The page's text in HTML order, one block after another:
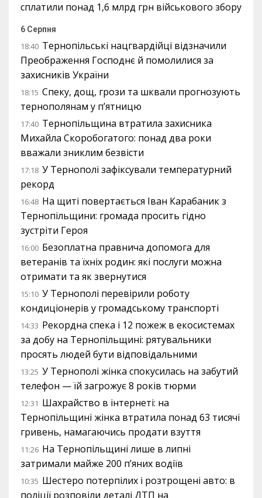
сплатили понад 1,6 млрд грн військового збору
6 Серпня
18:40 Тернопільські нацгвардійці відзначили
Преображення Господнє й помолилися за
захисників України
18:15 Спеку, дощ, грози та шквали прогнозують
тернополянам у п’ятницю
17:40 Тернопільщина втратила захисника
Михайла Скоробогатого: понад два роки
вважали зниклим безвісти
17:18 У Тернополі зафіксували температурний
рекорд
16:48 На щиті повертається Іван Карабаник з
Тернопільщини: громада просить гідно
зустріти Героя
16:00 Безоплатна правнича допомога для
ветеранів та їхніх родин: які послуги можна
отримати та як звернутися
15:10 У Тернополі перевірили роботу
кондиціонерів у громадському транспорті
14:33 Рекордна спека і 12 пожеж в екосистемах
за добу на Тернопільщині: рятувальники
просять людей бути відповідальними
13:25 У Тернополі жінка спокусилась на забутий
телефон — їй загрожує 8 років тюрми
12:31 Шахрайство в інтернеті: на
Тернопільщині жінка втратила понад 63 тисячі
гривень, намагаючись продати взуття
11:26 На Тернопільщині лише в липні
затримали майже 200 п’яних водіїв
10:35 Шестеро потерпілих і розтрощені авто: в
поліції розповіли деталі ДТП на